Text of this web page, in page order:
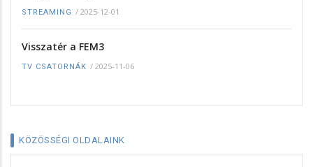
STREAMING / 2025-12-01
Visszatér a FEM3
TV CSATORNÁK / 2025-11-06
KÖZÖSSÉGI OLDALAINK